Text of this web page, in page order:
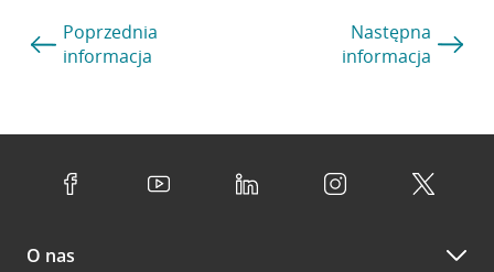
Poprzednia
informacja
Następna
informacja
O nas